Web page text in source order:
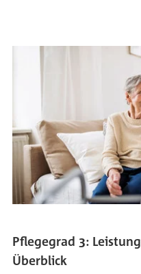
Pflegegrad 3:
Überblick